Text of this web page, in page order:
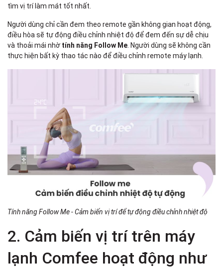
tìm vị trí làm mát tốt nhất.
Người dùng chỉ cần đem theo remote gần không gian hoạt động,
điều hòa sẽ tự động điều chỉnh nhiệt độ để đem đến sự dễ chịu
và thoải mái nhờ tính năng Follow Me . Người dùng sẽ không cần
thực hiện bất kỳ thao tác nào để điều chỉnh remote máy lạnh
Tính năng Follow Me - Cảm biến vị trí để tự động điều chỉnh nhiệt độ
2. Cảm biến vị trí trên máy
lạnh Comfee hoạt động như